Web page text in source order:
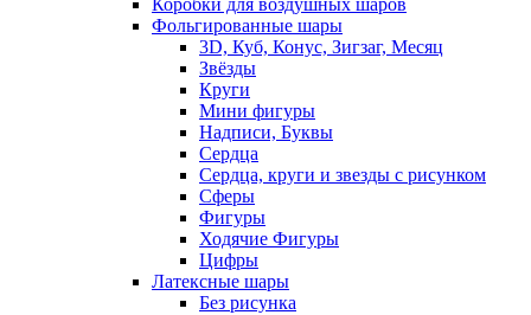
Коробки для воздушных шаров
Фольгированные шары
3D, Куб, Конус, Зигзаг, Месяц
Звёзды
Круги
Мини фигуры
Надписи, Буквы
Сердца
Сердца, круги и звезды с рисунком
Сферы
Фигуры
Ходячие Фигуры
Цифры
Латексные шары
Без рисунка